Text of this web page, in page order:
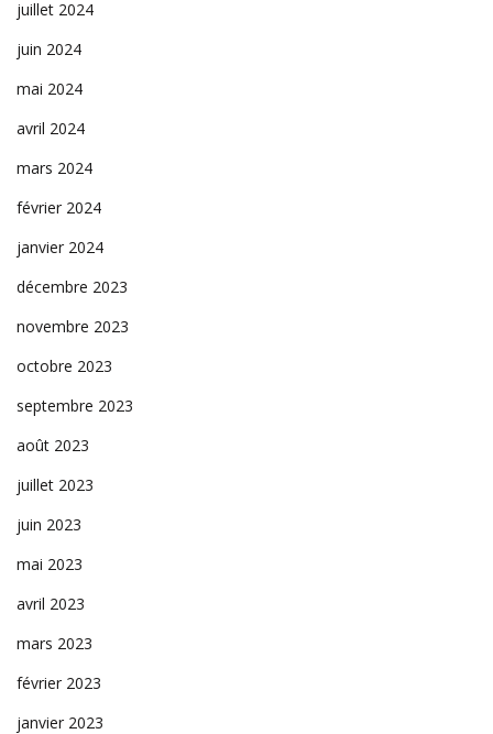
juillet 2024
juin 2024
mai 2024
avril 2024
mars 2024
février 2024
janvier 2024
décembre 2023
novembre 2023
octobre 2023
septembre 2023
août 2023
juillet 2023
juin 2023
mai 2023
avril 2023
mars 2023
février 2023
janvier 2023